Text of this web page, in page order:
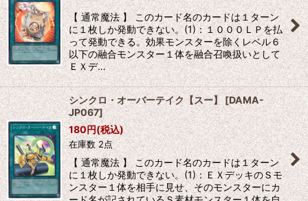
【 通常魔法 】 このカード名のカードは１ターン
に１枚しか発動できない。(1)：１０００ＬＰを払
って発動できる。効果モンスターを除くレベル６
以下の融合モンスター１体を融合召喚扱いとして
ＥＸデ…
シンクロ・オーバーテイク【スー】 [DAMA-
JP067]
180円(税込)
在庫数 2点
【 通常魔法 】 このカード名のカードは１ターン
に１枚しか発動できない。(1)：ＥＸデッキのＳモ
ンスター１体を相手に見せ、そのモンスターにカ